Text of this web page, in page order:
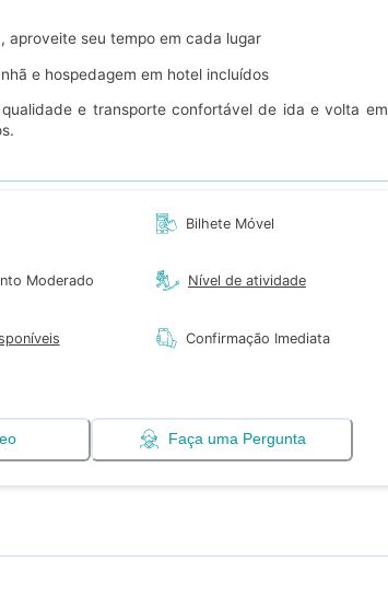
aproveite seu tempo em cada lugar
e hospedagem em hotel incluídos
e transporte confortável de ida e volta em
Moderado
Bilhete Móvel
Nível de atividade
Confirmação Imediata
Faça uma Pergunta